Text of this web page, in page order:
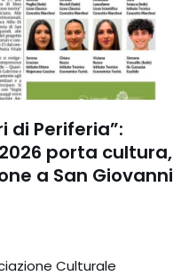
di Periferia”:
porta cultura,
a San Giovanni
Culturale